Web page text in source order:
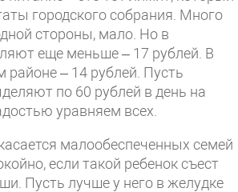
городского собрания. Много
стороны, мало. Но в
еще меньше – 17 рублей. В
районе – 14 рублей. Пусть
по 60 рублей в день на
уравняем всех.
малообеспеченных семей
если такой ребенок съест
Пусть лучше у него в желудке